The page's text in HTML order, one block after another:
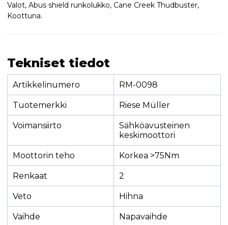
Valot, Abus shield runkolukko, Cane Creek Thudbuster,
Koottuna.
Tekniset tiedot
Artikkelinumero RM-0098
Tuotemerkki Riese Müller
Voimansiirto
Sähköavusteinen
keskimoottori
Moottorin teho Korkea >75Nm
Renkaat 2
Veto Hihna
Vaihde Napavaihde